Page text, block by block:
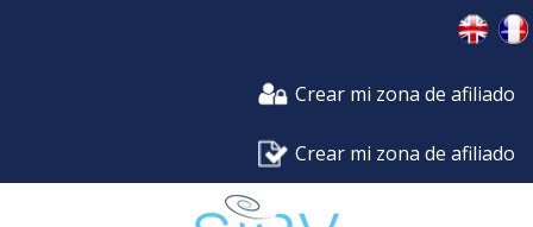
Crear mi zona de afiliado
Crear mi zona de afiliado